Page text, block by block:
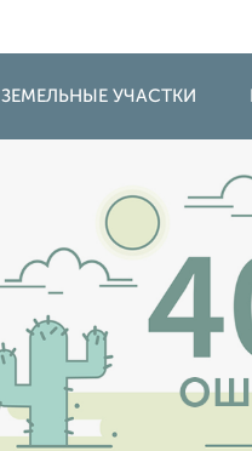
ЗЕМЕЛЬНЫЕ УЧАСТКИ